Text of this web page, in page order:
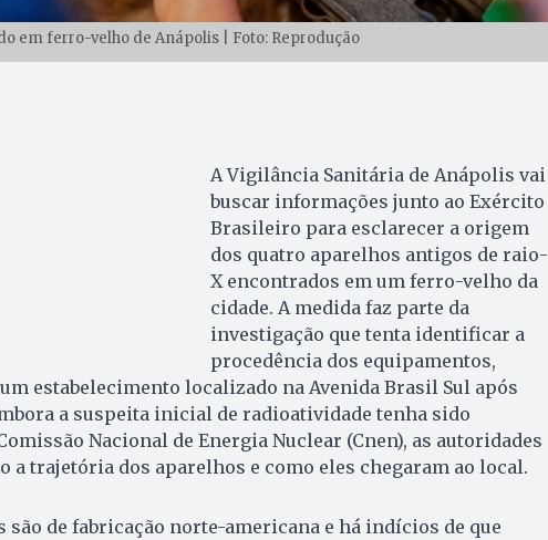
em ferro-velho de Anápolis | Foto: Reprodução
A Vigilância Sanitária de Anápolis vai
buscar informações junto ao Exército
Brasileiro para esclarecer a origem
dos quatro aparelhos antigos de raio-
X encontrados em um ferro-velho da
cidade. A medida faz parte da
investigação que tenta identificar a
procedência dos equipamentos,
estabelecimento localizado na Avenida Brasil Sul após
a suspeita inicial de radioatividade tenha sido
Nacional de Energia Nuclear (Cnen), as autoridades
a trajetória dos aparelhos e como eles chegaram ao local.
são de fabricação norte-americana e há indícios de que